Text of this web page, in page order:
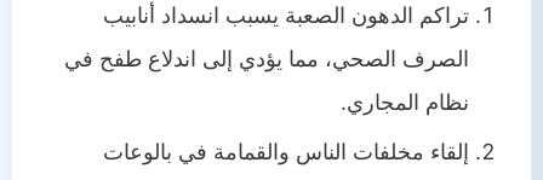
تراكم الدهون الصعبة يسبب انسداد أنابيب
الصرف الصحي، مما يؤدي إلى اندلاع طفح في
نظام المجاري.
إلقاء مخلفات الناس والقمامة في بالوعات